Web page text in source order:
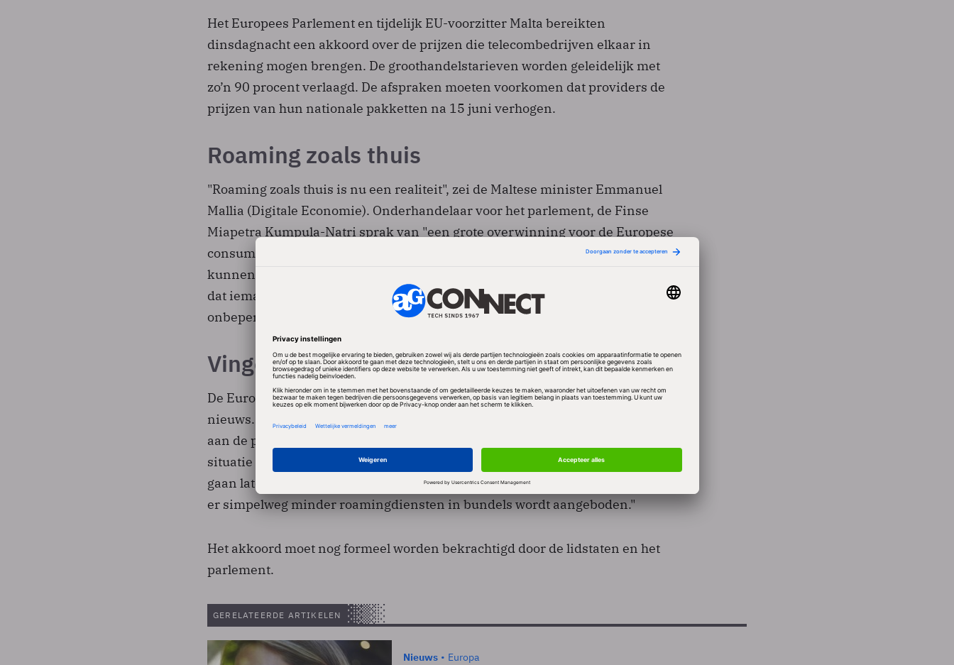
Het Europees Parlement en tijdelijk EU-voorzitter Malta bereikten
dinsdagnacht een akkoord over de prijzen die telecombedrijven elkaar in
rekening mogen brengen. De groothandelstarieven worden geleidelijk met
zo’n 90 procent verlaagd. De afspraken moeten voorkomen dat providers de
prijzen van hun nationale pakketten na 15 juni verhogen.
Roaming zoals thuis
"Roaming zoals thuis is nu een realiteit", zei de Maltese minister Emmanuel
Mallia (Digitale Economie). Onderhandelaar voor het parlement, de Finse
Miapetra Kumpula-Natri sprak van "een grote overwinning voor de Europese
consument". Zij stelt dat met het akkoord telecombedrijven hun kosten
kunnen dekken én goed kunnen blijven concurreren. Een beperking is wel
dat iemand die een goedkope bundel in bijvoorbeeld Letland koopt die niet
onbeperkt in eigen land mag gebruiken.
Vinger aan de pols
De Europese koepel van consumentenorganisaties BEUC sprak van goed
nieuws. EU-parlementariër Esther de Lange is positief, maar blijft een vinger
aan de pols houden. "Wat we te allen tijde moeten voorkomen is dat er een
situatie ontstaat dat telecombedrijven bijvoorbeeld de thuisblijvers meer
gaan laten betalen om misgelopen roaminginkomsten te compenseren of dat
er simpelweg minder roamingdiensten in bundels wordt aangeboden."
Het akkoord moet nog formeel worden bekrachtigd door de lidstaten en het
parlement.
GERELATEERDE ARTIKELEN
Nieuws Europa